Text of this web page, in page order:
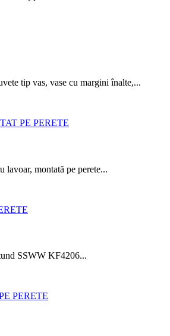
tip vas, vase cu margini înalte,...
lavoar, montată pe perete...
SSWW KF4206...